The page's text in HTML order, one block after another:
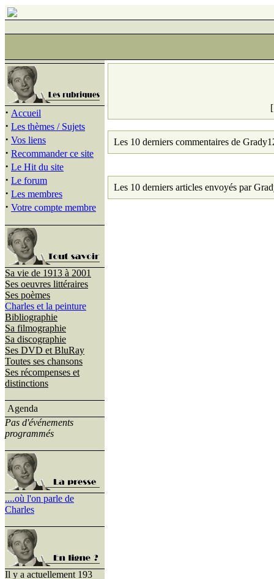
· Accueil
· Les thèmes / Sujets
· Vos liens
· Recommander ce site
· Le Hit du site
· Le forum
· Les membres
· Votre compte membre
Sa vie de 1913 à 2001
Ses oeuvres littéraires
Ses poèmes
Charles et la peinture
Bibliographie
Sa filmographie
Sa discographie
Ses DVD et BluRay
Toutes ses chansons
Ses récompenses et
distinctions
Agenda
Pas d'événements
programmés
....où l'on parle de
Charles
Il y a actuellement 193
Les 10 derniers commentaires de
Les 10 derniers articles envoyés par